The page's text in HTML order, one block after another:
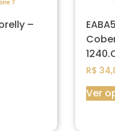
–
R$
Ver